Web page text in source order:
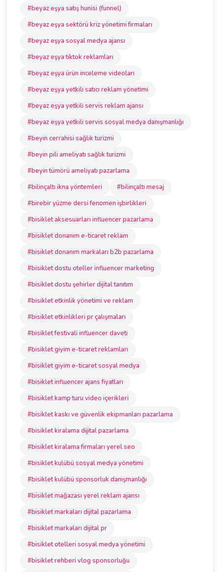
#beyaz eşya satış hunisi (funnel)
#beyaz eşya sektörü kriz yönetimi firmaları
#beyaz eşya sosyal medya ajansı
#beyaz eşya tiktok reklamları
#beyaz eşya ürün inceleme videoları
#beyaz eşya yetkili satıcı reklam yönetimi
#beyaz eşya yetkili servis reklam ajansı
#beyaz eşya yetkili servis sosyal medya danışmanlığı
#beyin cerrahisi sağlık turizmi
#beyin pili ameliyatı sağlık turizmi
#beyin tümörü ameliyatı pazarlama
#bilinçaltı ikna yöntemleri
#bilinçaltı mesaj
#birebir yüzme dersi fenomen işbirlikleri
#bisiklet aksesuarları influencer pazarlama
#bisiklet donanım e-ticaret reklam
#bisiklet donanım markaları b2b pazarlama
#bisiklet dostu oteller influencer marketing
#bisiklet dostu şehirler dijital tanıtım
#bisiklet etkinlik yönetimi ve reklam
#bisiklet etkinlikleri pr çalışmaları
#bisiklet festivali influencer daveti
#bisiklet giyim e-ticaret reklamları
#bisiklet giyim e-ticaret sosyal medya
#bisiklet influencer ajans fiyatları
#bisiklet kamp turu video içerikleri
#bisiklet kaskı ve güvenlik ekipmanları pazarlama
#bisiklet kiralama dijital pazarlama
#bisiklet kiralama firmaları yerel seo
#bisiklet kulübü sosyal medya yönetimi
#bisiklet kulübü sponsorluk danışmanlığı
#bisiklet mağazası yerel reklam ajansı
#bisiklet markaları dijital pazarlama
#bisiklet markaları dijital pr
#bisiklet otelleri sosyal medya yönetimi
#bisiklet rehberi vlog sponsorluğu